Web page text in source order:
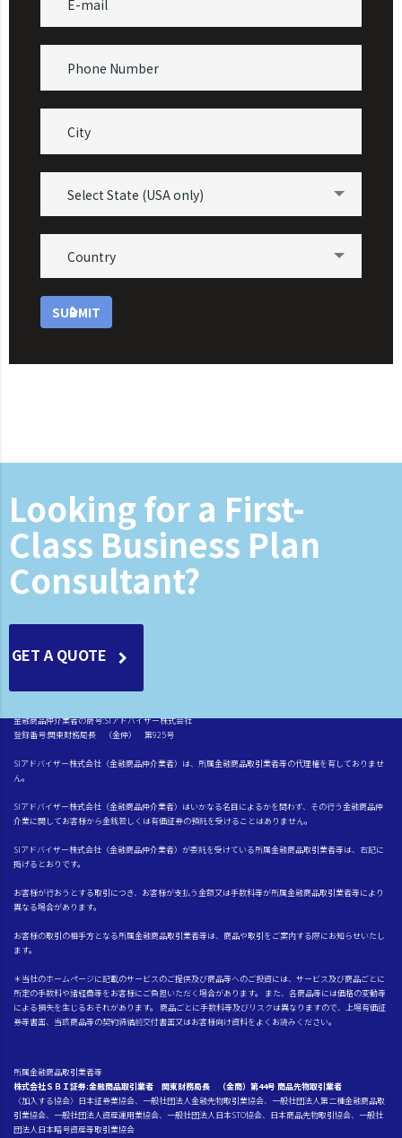
Select State (USA only)
Country
SUBMIT
Looking for a First-
Class Business Plan
Consultant?
GET A QUOTE
金融商品仲介業者の商号:SIアドバイザー株式会社
登録番号:関東財務局長 （金仲） 第925号
SIアドバイザー株式会社（金融商品仲介業者）は、所属金融商品取引業者等の代理権を有しておりませ
ん。
SIアドバイザー株式会社（金融商品仲介業者）はいかなる名目によるかを問わず、その行う金融商品仲
介業に関してお客様から金銭若しくは有価証券の預託を受けることはありません。
SIアドバイザー株式会社（金融商品仲介業者）が委託を受けている所属金融商品取引業者等は、右記に
掲げるとおりです。
お客様が行おうとする取引につき、お客様が支払う金額又は手数料等が所属金融商品取引業者等により
異なる場合があります。
お客様の取引の相手方となる所属金融商品取引業者等は、商品や取引をご案内する際にお知らせいたし
ます。
＊当社のホームページに記載のサービスのご提供及び商品等へのご投資には、サービス及び商品ごとに
所定の手数料や諸経費等をお客様にご負担いただく場合があります。 また、各商品等には価格の変動等
による損失を生じるおそれがあります。 商品ごとに手数料等及びリスクは異なりますので、上場有価証
券等書面、当該商品等の契約締結前交付書面又はお客様向け資料をよくお読みください。
所属金融商品取引業者等
株式会社ＳＢＩ証券:金融商品取引業者 関東財務局長 （金商）第44号 商品先物取引業者
〈加入する協会〉日本証券業協会、一般社団法人金融先物取引業協会、一般社団法人第二種金融商品取
引業協会、一般社団法人資産運用業協会、一般社団法人日本STO協会、日本商品先物取引協会、一般社
団法人日本暗号資産等取引業協会